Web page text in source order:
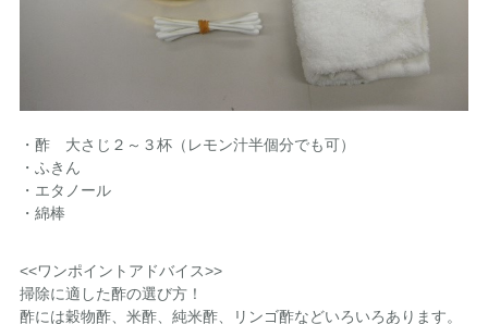
・酢 大さじ２～３杯（レモン汁半個分でも可）
・ふきん
・エタノール
・綿棒
<<ワンポイントアドバイス>>
掃除に適した酢の選び方！
酢には穀物酢、米酢、純米酢、リンゴ酢などいろいろあります。